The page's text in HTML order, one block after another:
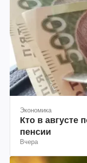
Экономика
Кто в августе
пенсии
Вчера